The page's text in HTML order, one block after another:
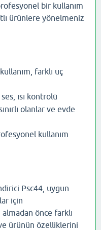
bir kullanım
ürünlere yönelmeniz
farklı uç
ısı kontrolü
olanlar ve evde
kullanım
Psc44, uygun
için
önce farklı
ve ürünün özelliklerini